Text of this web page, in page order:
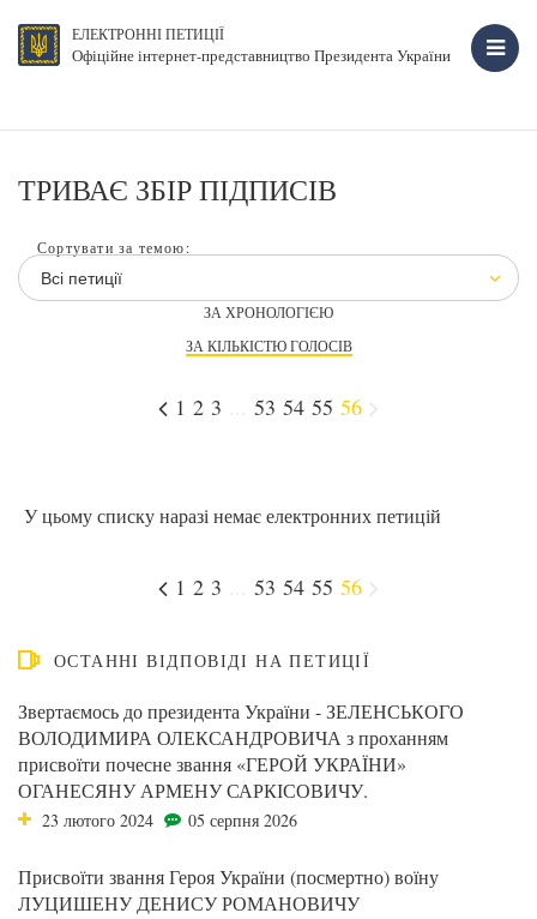
ЕЛЕКТРОННІ ПЕТИЦІЇ
Офіційне інтернет-представництво Президента України
ТРИВАЄ ЗБІР ПІДПИСІВ
Сортувати за темою:
Всі петиції
ЗА ХРОНОЛОГІЄЮ
ЗА КІЛЬКІСТЮ ГОЛОСІВ
1 2 3 53 54 55 56
У цьому списку наразі немає електронних петицій
1 2 3 53 54 55 56
ОСТАННІ ВІДПОВІДІ НА ПЕТИЦІЇ
Звертаємось до президента України - ЗЕЛЕНСЬКОГО
ВОЛОДИМИРА ОЛЕКСАНДРОВИЧА з проханням
присвоїти почесне звання «ГЕРОЙ УКРАЇНИ»
ОГАНЕСЯНУ АРМЕНУ САРКІСОВИЧУ.
23 лютого 2024 05 серпня 2026
Присвоїти звання Героя України (посмертно) воїну
ЛУЦИШЕНУ ДЕНИСУ РОМАНОВИЧУ